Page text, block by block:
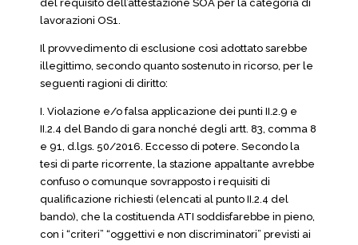
del requisito dell’attestazione SOA per la categoria di
lavorazioni OS1.
Il provvedimento di esclusione così adottato sarebbe
illegittimo, secondo quanto sostenuto in ricorso, per le
seguenti ragioni di diritto:
I. Violazione e/o falsa applicazione dei punti II.2.9 e
II.2.4 del Bando di gara nonché degli artt. 83, comma 8
e 91, d.lgs. 50/2016. Eccesso di potere. Secondo la
tesi di parte ricorrente, la stazione appaltante avrebbe
confuso o comunque sovrapposto i requisiti di
qualificazione richiesti (elencati al punto II.2.4 del
bando), che la costituenda ATI soddisfarebbe in pieno,
con i “criteri” “oggettivi e non discriminatori” previsti ai